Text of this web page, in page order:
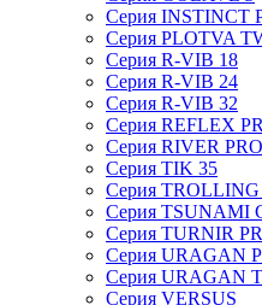
Серия INSTINCT
Серия PLOTVA
Серия R-VIB 18
Серия R-VIB 24
Серия R-VIB 32
Серия REFLEX
Серия RIVER
Серия TIK 35
Серия
Серия TSUNAMI
Серия TURNIR
Серия URAGAN
Серия URAGAN
Серия VERSUS